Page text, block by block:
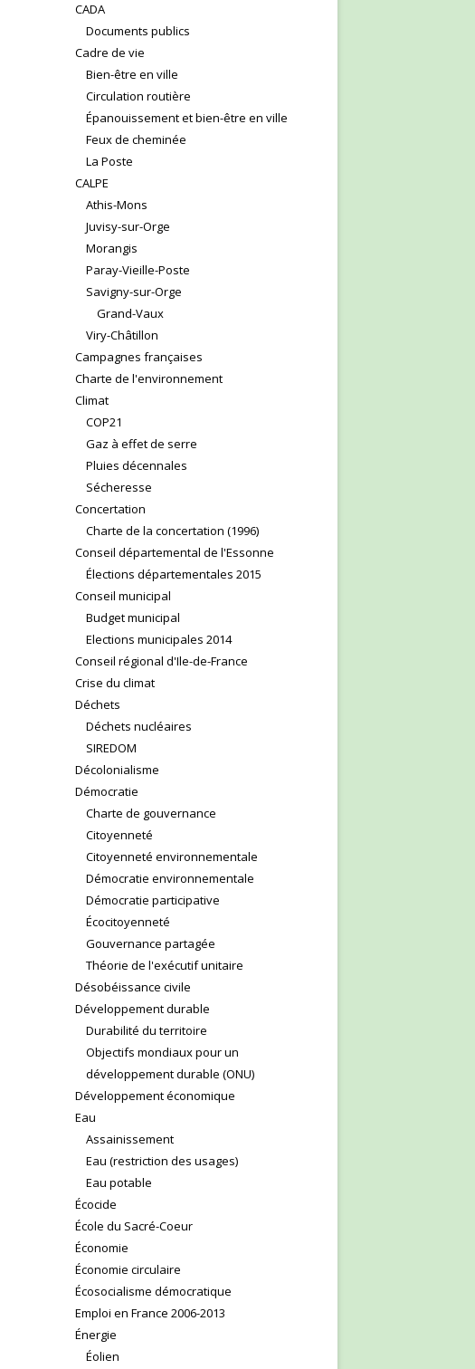
CADA
Documents publics
Cadre de vie
Bien-être en ville
Circulation routière
Épanouissement et bien-être en ville
Feux de cheminée
La Poste
CALPE
Athis-Mons
Juvisy-sur-Orge
Morangis
Paray-Vieille-Poste
Savigny-sur-Orge
Grand-Vaux
Viry-Châtillon
Campagnes françaises
Charte de l'environnement
Climat
COP21
Gaz à effet de serre
Pluies décennales
Sécheresse
Concertation
Charte de la concertation (1996)
Conseil départemental de l'Essonne
Élections départementales 2015
Conseil municipal
Budget municipal
Elections municipales 2014
Conseil régional d'Ile-de-France
Crise du climat
Déchets
Déchets nucléaires
SIREDOM
Décolonialisme
Démocratie
Charte de gouvernance
Citoyenneté
Citoyenneté environnementale
Démocratie environnementale
Démocratie participative
Écocitoyenneté
Gouvernance partagée
Théorie de l'exécutif unitaire
Désobéissance civile
Développement durable
Durabilité du territoire
Objectifs mondiaux pour un
développement durable (ONU)
Développement économique
Eau
Assainissement
Eau (restriction des usages)
Eau potable
Écocide
École du Sacré-Coeur
Économie
Économie circulaire
Écosocialisme démocratique
Emploi en France 2006-2013
Énergie
Éolien